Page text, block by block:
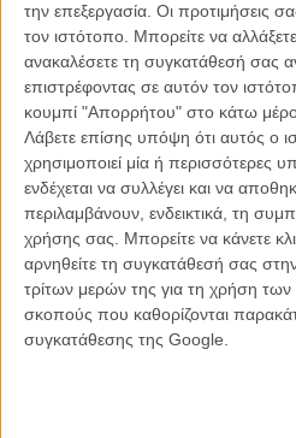
την επεξεργασία. Οι προτιμήσεις
τον ιστότοπο. Μπορείτε να
ανακαλέσετε τη συγκατάθεσή σας
επιστρέφοντας σε αυτόν τον
κουμπί "Απορρήτου" στο κάτω
Λάβετε επίσης υπόψη ότι αυτός ο
χρησιμοποιεί μία ή περισσότερες
ενδέχεται να συλλέγει και να
περιλαμβάνουν, ενδεικτικά, τη
χρήσης σας. Μπορείτε να κάνετε
αρνηθείτε τη συγκατάθεσή σας
τρίτων μερών της για τη χρήση
σκοπούς που καθορίζονται
συγκατάθεσης της Google.
Ο Ρόμαν Πολάνσκι την Εμανουέλ
με τη Γούνα»
Ολα δείχνουν ότι ο Πολάνσκι έχει
πρωταγωνίστριές του: στο ρόλο της
για ακόμα μια φορά τη σύζυγό του,
άλλωστε, βρίσκει σχεδόν πάντοτε
ταινίες του), ενώ την επικίνδυνη
σαγηνευτική Εύα Γκριν, που έχει
ρόλους μοιραίων γυναικών.